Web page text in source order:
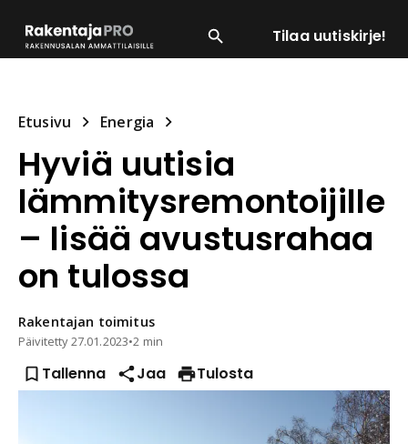
Tilaa uutiskirje!
Etusivu Energia
Hyviä uutisia
lämmitysremontoijille
– lisää avustusrahaa
on tulossa
Rakentajan toimitus
Päivitetty27.01.2023•2 min
Tallenna Jaa Tulosta